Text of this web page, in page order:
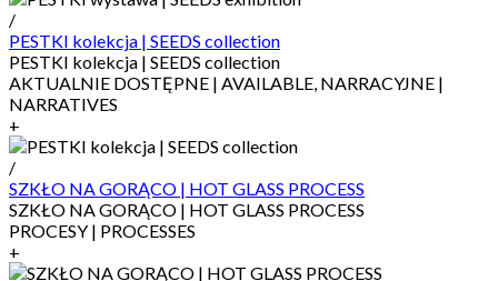
/
PESTKI kolekcja | SEEDS collection
PESTKI kolekcja | SEEDS collection
AKTUALNIE DOSTĘPNE | AVAILABLE, NARRACYJNE |
NARRATIVES
+
/
SZKŁO NA GORĄCO | HOT GLASS PROCESS
SZKŁO NA GORĄCO | HOT GLASS PROCESS
PROCESY | PROCESSES
+